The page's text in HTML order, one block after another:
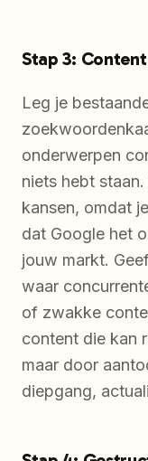
Stap 3:
Leg je
onderwerpen
niets hebt
kansen, omdat
dat Google het
jouw markt.
waar
of zwakke
content die kan
maar door
diepgang,